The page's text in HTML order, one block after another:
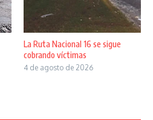
La Ruta Nacional 16 se sigue
cobrando víctimas
4 de agosto de 2026